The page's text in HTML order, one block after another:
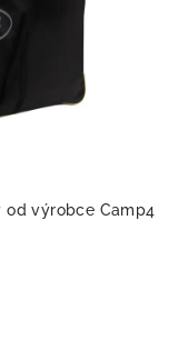
výrobce Camp4